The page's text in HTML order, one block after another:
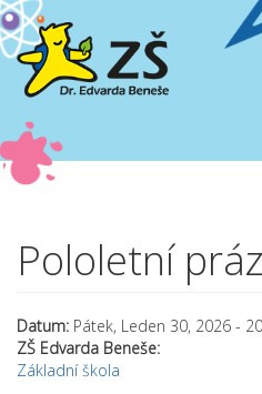
Přejít k hlavnímu obsahu
Pololetní
Datum: Pátek, Leden 30, 2026 -
ZŠ Edvarda Beneše:
Základní škola